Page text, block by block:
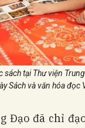
sách tại Thư viện
Sách và văn hóa đọc
Đạo đã chỉ